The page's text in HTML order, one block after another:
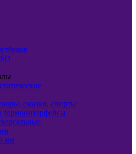
смазки, спирты
термоинтерфейсы
мм